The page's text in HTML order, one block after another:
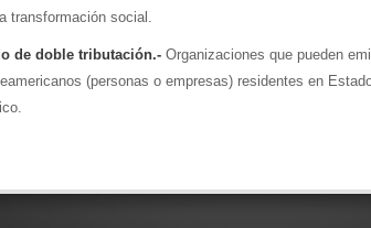
transformación social.
de doble tributación.- Organizaciones que pueden
(personas o empresas) residentes en